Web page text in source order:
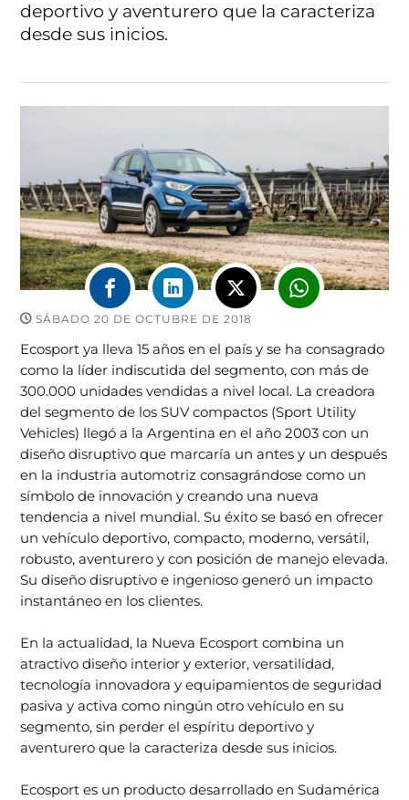
deportivo y aventurero que la caracteriza
desde sus inicios.
SÁBADO 20 DE OCTUBRE DE 2018
Ecosport ya lleva 15 años en el país y se ha consagrado
como la líder indiscutida del segmento, con más de
300.000 unidades vendidas a nivel local. La creadora
del segmento de los SUV compactos (Sport Utility
Vehicles) llegó a la Argentina en el año 2003 con un
diseño disruptivo que marcaría un antes y un después
en la industria automotriz consagrándose como un
símbolo de innovación y creando una nueva
tendencia a nivel mundial. Su éxito se basó en ofrecer
un vehículo deportivo, compacto, moderno, versátil,
robusto, aventurero y con posición de manejo elevada.
Su diseño disruptivo e ingenioso generó un impacto
instantáneo en los clientes.
En la actualidad, la Nueva Ecosport combina un
atractivo diseño interior y exterior, versatilidad,
tecnología innovadora y equipamientos de seguridad
pasiva y activa como ningún otro vehículo en su
segmento, sin perder el espíritu deportivo y
aventurero que la caracteriza desde sus inicios.
Ecosport es un producto desarrollado en Sudamérica